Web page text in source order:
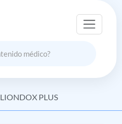
LIONDOX PLUS